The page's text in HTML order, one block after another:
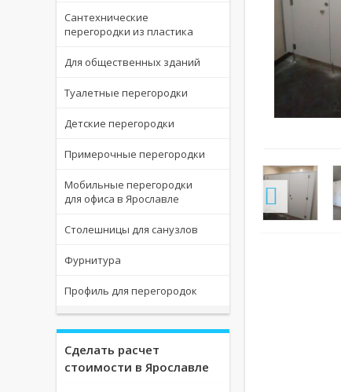
Сантехнические
перегородки из пластика
Для общественных зданий
Туалетные перегородки
Детские перегородки
Примерочные перегородки
Мобильные перегородки
для офиса в Ярославле
Столешницы для санузлов
Фурнитура
Профиль для перегородок
Сделать расчет
стоимости в Ярославле